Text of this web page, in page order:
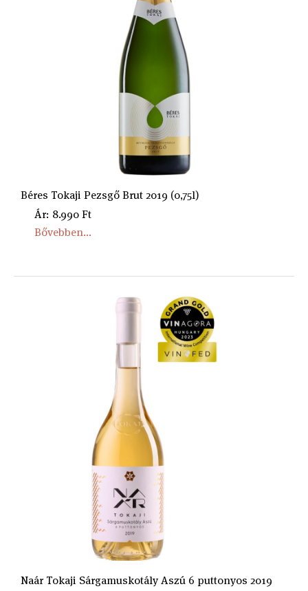
Béres Tokaji Pezsgő Brut 2019 (0,75l)
Ár: 8.990 Ft
Bővebben...
Naár Tokaji Sárgamuskotály Aszú 6 puttonyos 2019